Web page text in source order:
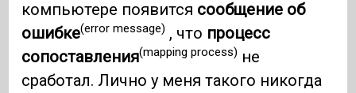
компьютере появится сообщение об
ошибке(error message) , что процесс
сопоставления(mapping process) не
сработал. Лично у меня такого никогда